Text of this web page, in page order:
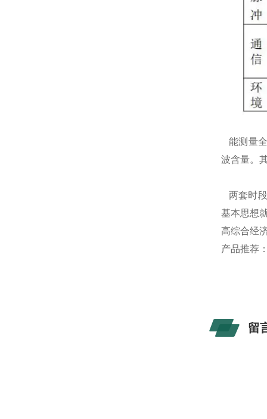
能测量
波含量。
两套时
基本思想
高综合经
产品推荐
留